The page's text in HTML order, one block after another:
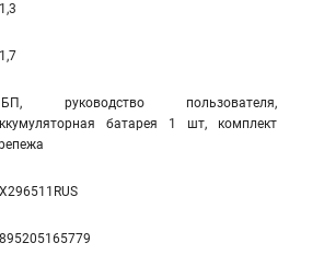
руководство пользователя,
батарея 1 шт, комплект